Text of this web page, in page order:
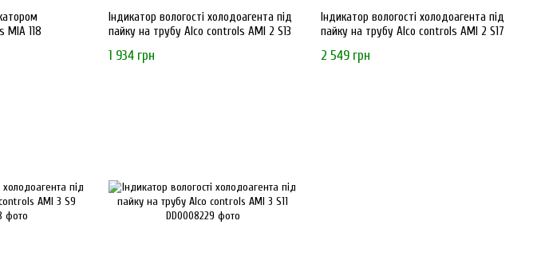
MIA 118
Індикатор вологості холодоагента під
пайку на трубу Alco controls AMI 2 S13
1 934 грн
Індикатор вологості холодоагента під
пайку на трубу Alco controls AMI 2 S17
2 549 грн